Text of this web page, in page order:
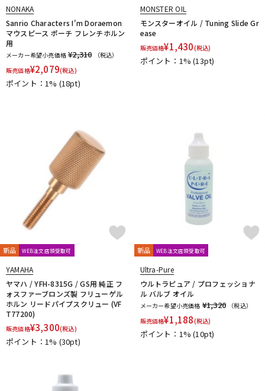
NONAKA
Sanrio Characters I'm Doraemon
マウスピース ポーチ フレンチホルン
用
メーカー希望小売価格 ¥2,310
（税込）
販売価格¥2,079(税込)
ポイント：1% (18pt)
MONSTER OIL
モンスターオイル / Tuning Slide Gr
ease
販売価格¥1,430(税込)
ポイント：1%(13pt)
新品 WEB注文店頭受取可
YAMAHA
ヤマハ / YFH-8315G / GS用 純正 フ
ォスファーブロンズ製 フリューゲル
ホルン リードパイプスクリュー (VF
T77200)
販売価格¥3,300(税込)
ポイント：1% (30pt)
新品 WEB注文店頭受取可
Ultra-Pure
ウルトラピュア / プロフェッショナ
ル バルブ オイル
メーカー希望小売価格 ¥1,320
（税込）
販売価格¥1,188(税込)
ポイント：1%(10pt)